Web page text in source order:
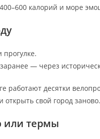
калорий и море
— через
работают десятки
свой город заново.
или термы